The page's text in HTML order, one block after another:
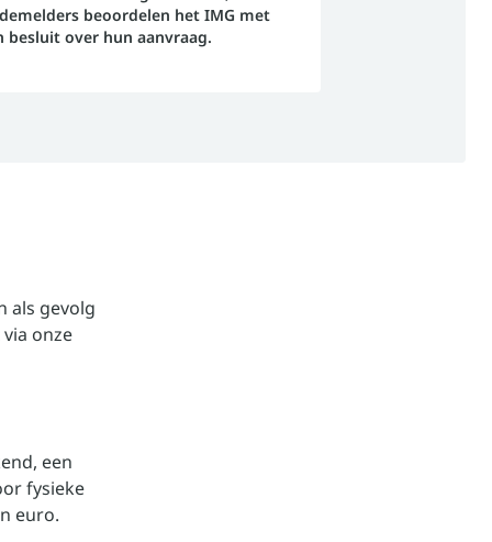
beoordelen het IMG met
besluit over hun aanvraag.
als gevolg
onze
een
fysieke
euro.